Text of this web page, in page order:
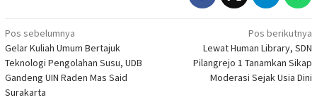
Navigasi
pos
Pos sebelumnya
Gelar Kuliah Umum Bertajuk
Teknologi Pengolahan Susu, UDB
Gandeng UIN Raden Mas Said
Surakarta
Pos berikutnya
Lewat Human Library, SDN
Pilangrejo 1 Tanamkan Sikap
Moderasi Sejak Usia Dini